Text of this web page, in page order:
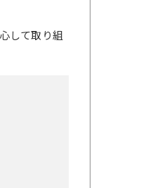
して取り組